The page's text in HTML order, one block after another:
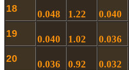
18
0.048 1.22 0.040
19
0.040 1.02 0.036
20
0.036 0.92 0.032